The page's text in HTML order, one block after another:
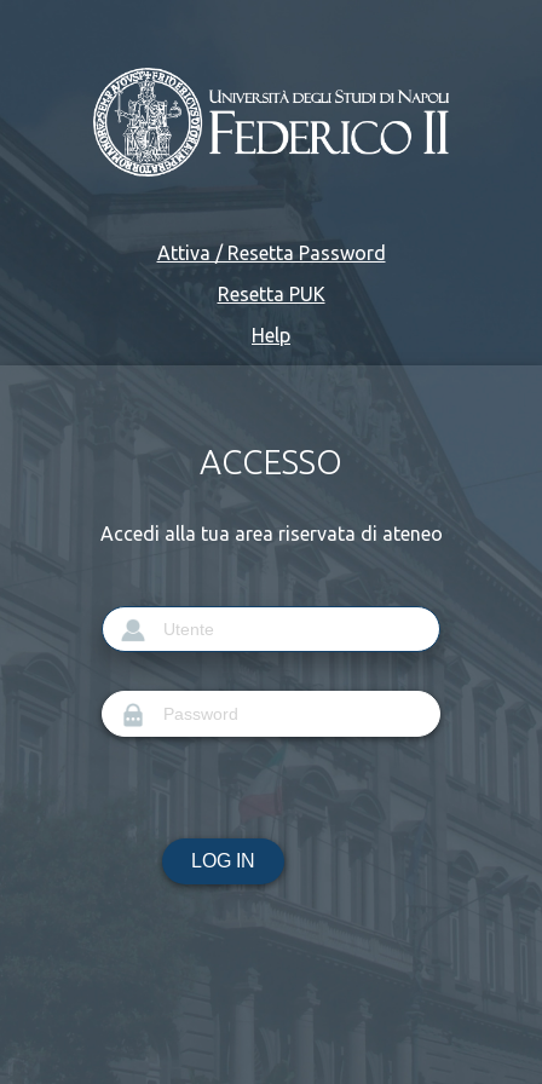
Attiva / Resetta Password
Resetta PUK
Help
ACCESSO
Accedi alla tua area riservata di ateneo